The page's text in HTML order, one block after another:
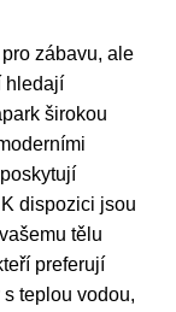
zábavu, ale
hledají
širokou
dispozici jsou
tělu
preferují
teplou vodou,